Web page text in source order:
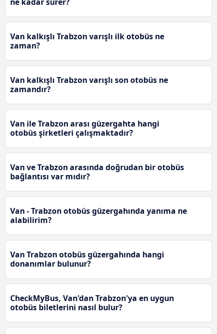
Van kalkışlı Trabzon varışlı ilk otobüs ne
zaman?
Van kalkışlı Trabzon varışlı son otobüs ne
zamandır?
Van ile Trabzon arası güzergahta hangi
otobüs şirketleri çalışmaktadır?
Van ve Trabzon arasında doğrudan bir otobüs
bağlantısı var mıdır?
Van - Trabzon otobüs güzergahında yanıma ne
alabilirim?
Van Trabzon otobüs güzergahında hangi
donanımlar bulunur?
CheckMyBus, Van'dan Trabzon'ya en uygun
otobüs biletlerini nasıl bulur?